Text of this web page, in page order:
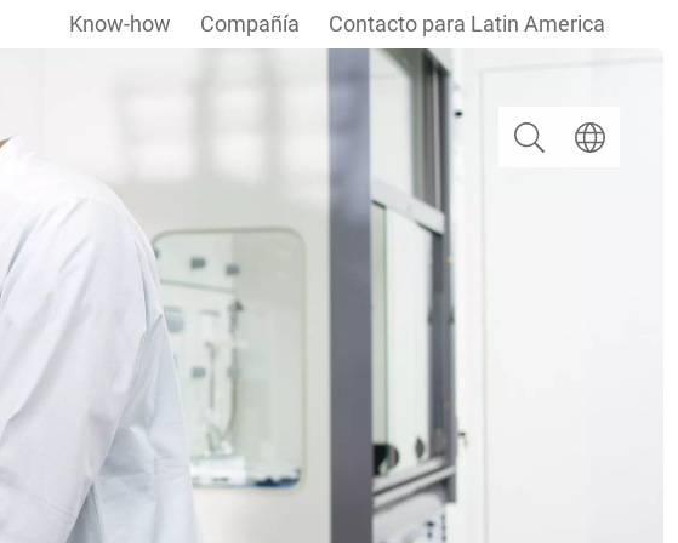
Know-how Compañía Contacto para Latin America
Buscar Seleccionar